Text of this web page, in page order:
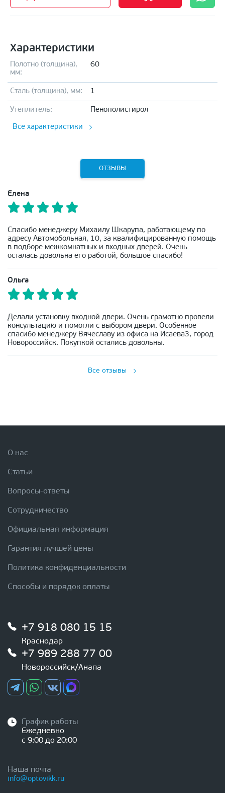
Характеристики
Полотно (толщина),
мм:
60
Сталь (толщина), мм: 1
Утеплитель: Пенополистирол
Все характеристики
ОТЗЫВЫ
Елена
Спасибо менеджеру Михаилу Шкарупа, работающему по
адресу Автомобольная, 10, за квалифицированную помощь
в подборе межкомнатных и входных дверей. Очень
осталась довольна его работой, большое спасибо!
Ольга
Делали установку входной двери. Очень грамотно провели
консультацию и помогли с выбором двери. Особенное
спасибо менеджеру Вячеславу из офиса на Исаева3, город
Новороссийск. Покупкой остались довольны.
Все отзывы
О нас
Статьи
Вопросы-ответы
Сотрудничество
Официальная информация
Гарантия лучшей цены
Политика конфиденциальности
Способы и порядок оплаты
+7 918 080 15 15
Краснодар
+7 989 288 77 00
Новороссийск/Анапа
График работы
Ежедневно
с 9:00 до 20:00
Наша почта
info@optovikk.ru